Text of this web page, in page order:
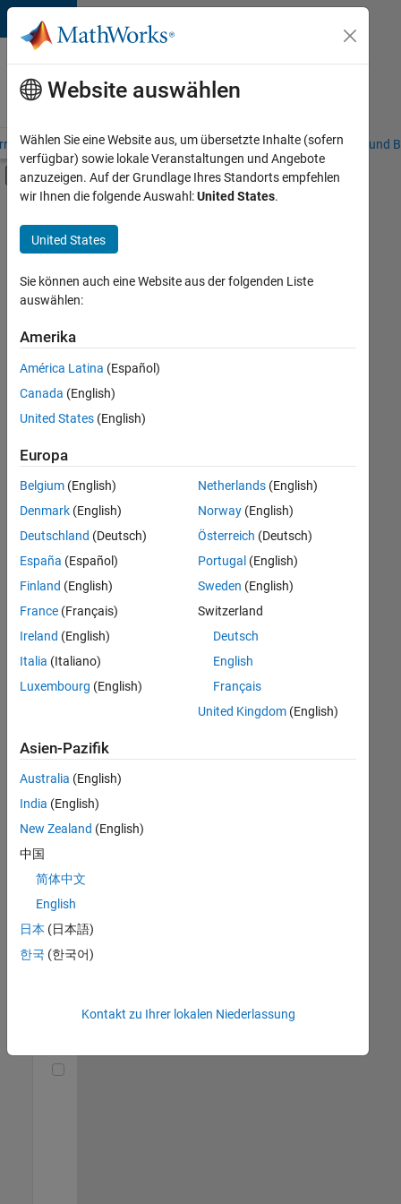
Weiter zum Inhalt
Karriere
bei
MathWorks
– Übersicht Stellensuche Niederlassungen Studierende und
Umschaltung für Off-Canvas-
Hauptinhalt
Ausgewählte
speichern
Es
nicht
alle
Stellen
übersetzt.
Sie
nach
einem
Standort,
um
alle
in
Ihrer
Region
Account
Manager -
Commercial
(m/f/d)
DE-München
Senior Utilities and Energy Market Developer (m/f/d)
and Energy
Market
Developer
Marketing |
Website auswählen
Wählen Sie eine Website aus, um übersetzte Inhalte (sofern
verfügbar) sowie lokale Veranstaltungen und Angebote
anzuzeigen. Auf der Grundlage Ihres Standorts empfehlen
wir Ihnen die folgende Auswahl:United States.
United States
Sie können auch eine Website aus der folgenden Liste
auswählen:
Amerika
América Latina (Español)
Canada (English)
United States (English)
Europa
Belgium (English)
Denmark (English)
Deutschland (Deutsch)
España (Español)
Finland (English)
France (Français)
Ireland (English)
Italia (Italiano)
Luxembourg (English)
Netherlands(English)
Norway(English)
Österreich (Deutsch)
Portugal (English)
Sweden (English)
Switzerland
Deutsch
English
Français
United Kingdom(English)
Asien-Pazifik
Australia (English)
India (English)
New Zealand (English)
中国
简体中文
English
日本 (日本語)
한국 (한국어)
Kontakt zu Ihrer lokalen Niederlassung